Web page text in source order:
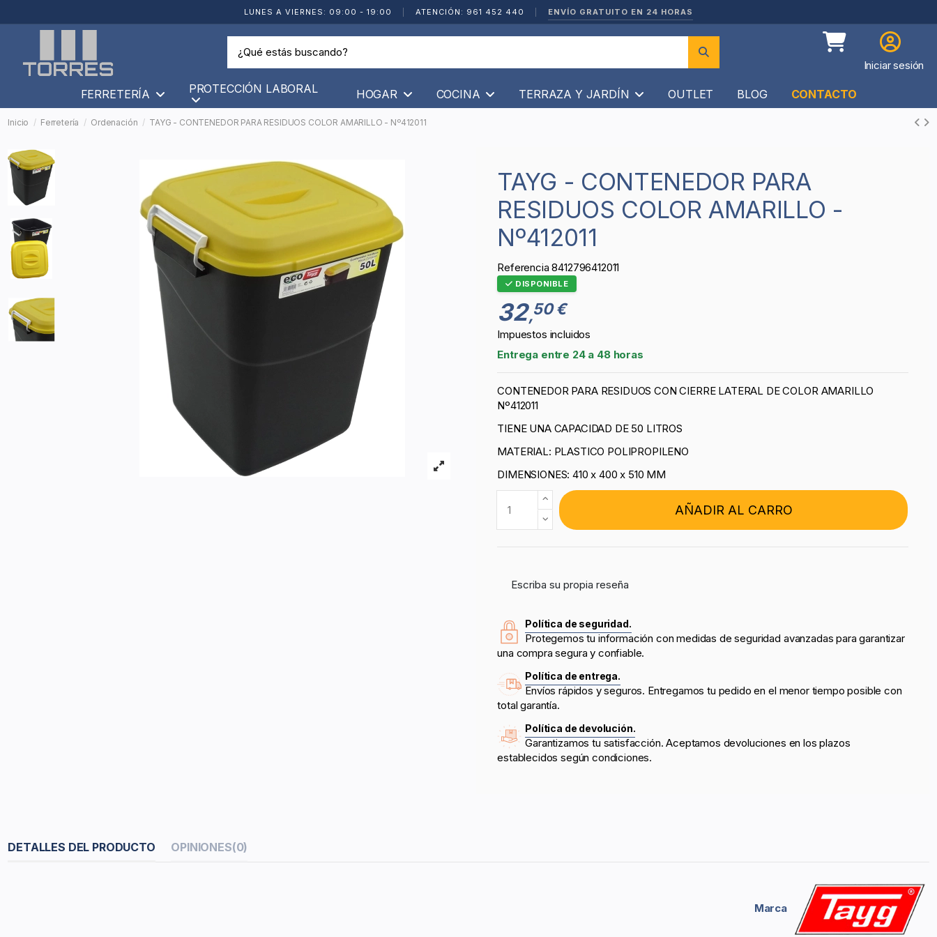
LUNES A VIERNES: 09:00 - 19:00 ATENCIÓN: 961 452 440 ENVÍO GRATUITO EN 24 HORAS
Iniciar sesión
FERRETERÍA PROTECCIÓN LABORAL HOGAR COCINA TERRAZA Y JARDÍN OUTLET BLOG CONTACTO
Inicio Ferretería Ordenación TAYG - CONTENEDOR PARA RESIDUOS COLOR AMARILLO - Nº412011
TAYG - CONTENEDOR PARA
RESIDUOS COLOR AMARILLO -
Nº412011
Referencia 8412796412011
DISPONIBLE
32,50 €
Impuestos incluidos
Entrega entre 24 a 48 horas
CONTENEDOR PARA RESIDUOS CON CIERRE LATERAL DE COLOR AMARILLO
Nº412011
TIENE UNA CAPACIDAD DE 50 LITROS
MATERIAL: PLASTICO POLIPROPILENO
DIMENSIONES: 410 x 400 x 510 MM
AÑADIR AL CARRO
Escriba su propia reseña
Política de seguridad.
Protegemos tu información con medidas de seguridad avanzadas para garantizar
una compra segura y confiable.
Política de entrega.
Envíos rápidos y seguros. Entregamos tu pedido en el menor tiempo posible con
total garantía.
Política de devolución.
Garantizamos tu satisfacción. Aceptamos devoluciones en los plazos
establecidos según condiciones.
DETALLES DEL PRODUCTO OPINIONES(0)
Marca